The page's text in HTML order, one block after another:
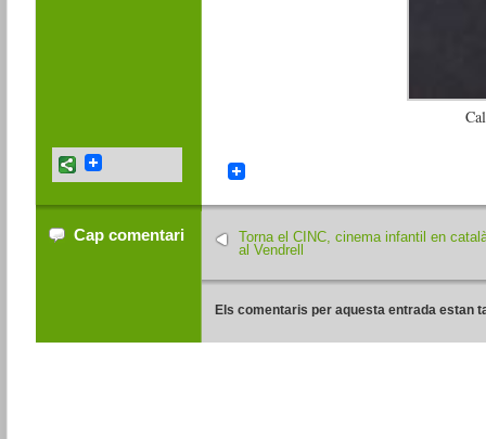
Cap comentari
Torna el CINC, cinema infantil en
al Vendrell
Els comentaris per aquesta entrada estan